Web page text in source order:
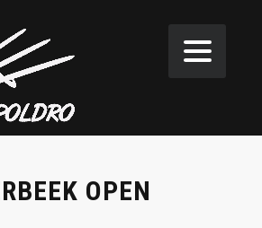
OPEN